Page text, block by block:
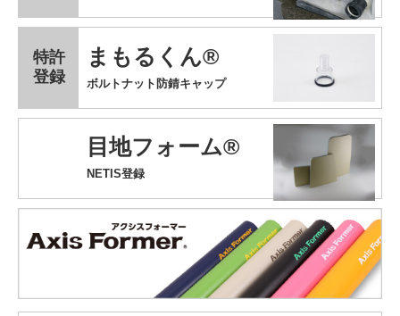
まもるくん®
特許
登録
ボルトナット防錆キャップ
目地フォーム®
NETIS登録